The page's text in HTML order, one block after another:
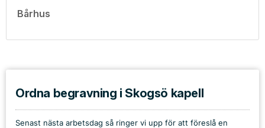
Bårhus
Ordna begravning i Skogsö kapell
Senast nästa arbetsdag så ringer vi upp för att föreslå en